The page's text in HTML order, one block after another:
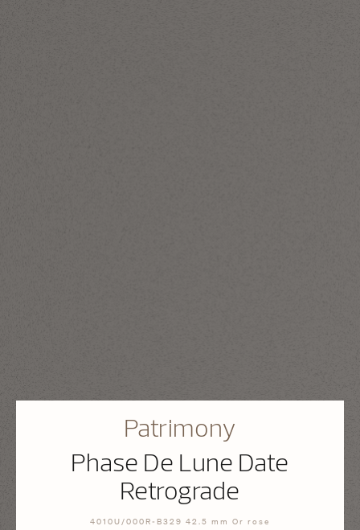
Patrimony
Phase De Lune Date
Retrograde
4010U/000R-B329 42.5 mm Or rose